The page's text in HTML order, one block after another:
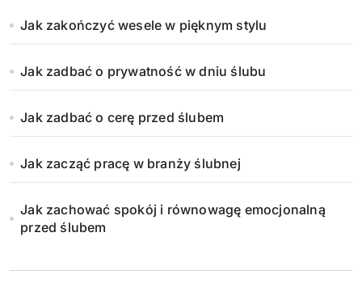
Jak zakończyć wesele w pięknym stylu
Jak zadbać o prywatność w dniu ślubu
Jak zadbać o cerę przed ślubem
Jak zacząć pracę w branży ślubnej
Jak zachować spokój i równowagę emocjonalną
przed ślubem